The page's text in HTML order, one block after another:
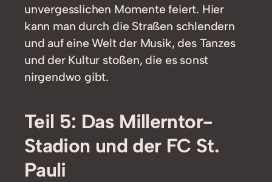
unvergesslichen Momente feiert. Hier
kann man durch die Straßen schlendern
und auf eine Welt der Musik, des Tanzes
und der Kultur stoßen, die es sonst
nirgendwo gibt.
Teil 5: Das Millerntor-
Stadion und der FC St.
Pauli